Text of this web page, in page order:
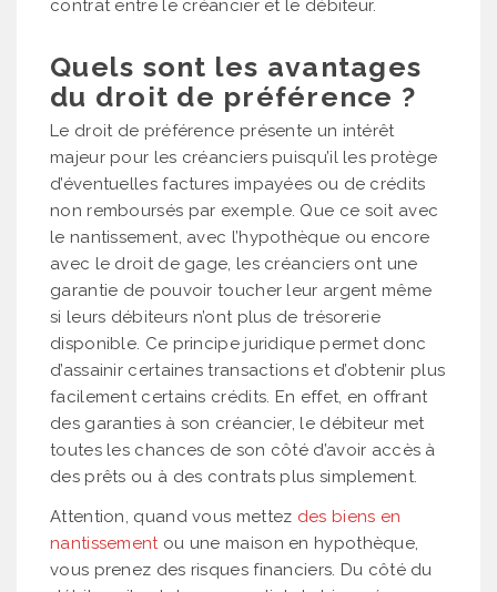
contrat entre le créancier et le débiteur.
Quels sont les avantages
du droit de préférence ?
Le droit de préférence présente un intérêt
majeur pour les créanciers puisqu’il les protège
d’éventuelles factures impayées ou de crédits
non remboursés par exemple. Que ce soit avec
le nantissement, avec l’hypothèque ou encore
avec le droit de gage, les créanciers ont une
garantie de pouvoir toucher leur argent même
si leurs débiteurs n’ont plus de trésorerie
disponible. Ce principe juridique permet donc
d’assainir certaines transactions et d’obtenir plus
facilement certains crédits. En effet, en offrant
des garanties à son créancier, le débiteur met
toutes les chances de son côté d’avoir accès à
des prêts ou à des contrats plus simplement.
Attention, quand vous mettez des biens en
nantissementou une maison en hypothèque,
vous prenez des risques financiers. Du côté du